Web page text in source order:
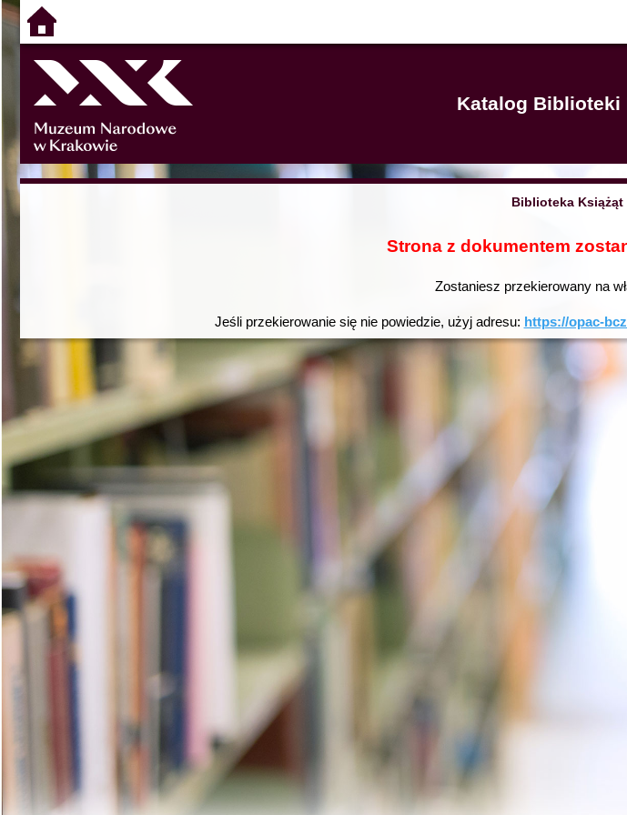
Katalog Biblioteki
Biblioteka
Strona z dokumentem
Zostaniesz przekierowany na
Jeśli przekierowanie się nie powiedzie, użyj adresu: https://opac-